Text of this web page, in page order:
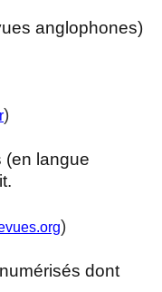
anglophones)
)
(en langue
)
dont